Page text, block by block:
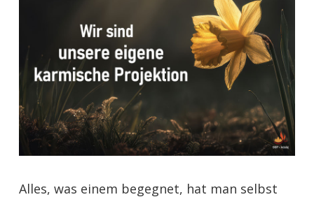
Alles, was einem begegnet, hat man selbst